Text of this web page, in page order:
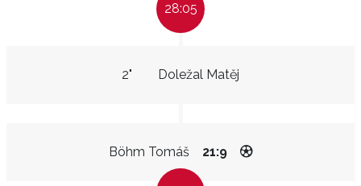
28:05
Doležal Matěj
2"
Böhm Tomáš 21:9